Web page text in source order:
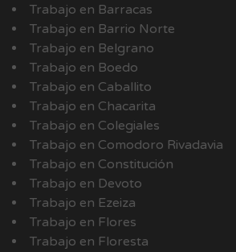
Trabajo en Barracas
Trabajo en Barrio Norte
Trabajo en Belgrano
Trabajo en Boedo
Trabajo en Caballito
Trabajo en Chacarita
Trabajo en Colegiales
Trabajo en Comodoro Rivadavia
Trabajo en Constitución
Trabajo en Devoto
Trabajo en Ezeiza
Trabajo en Flores
Trabajo en Floresta